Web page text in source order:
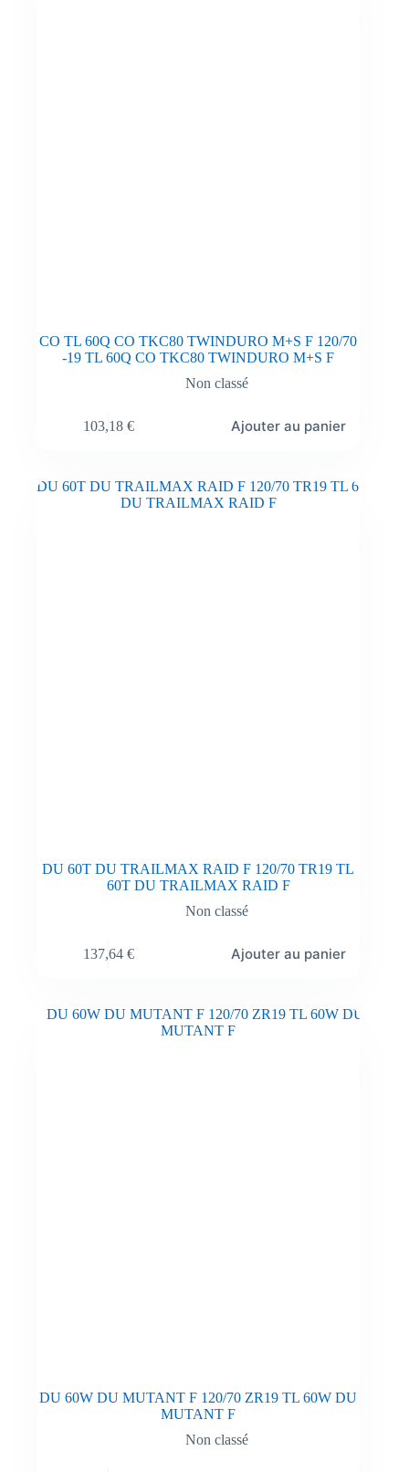
CO TL 60Q CO TKC80 TWINDURO M+S F 120/70
-19 TL 60Q CO TKC80 TWINDURO M+S F
Non classé
103,18 € Ajouter au panier
DU 60T DU TRAILMAX RAID F 120/70 TR19 TL
60T DU TRAILMAX RAID F
Non classé
137,64 € Ajouter au panier
DU 60W DU MUTANT F 120/70 ZR19 TL 60W DU
MUTANT F
Non classé